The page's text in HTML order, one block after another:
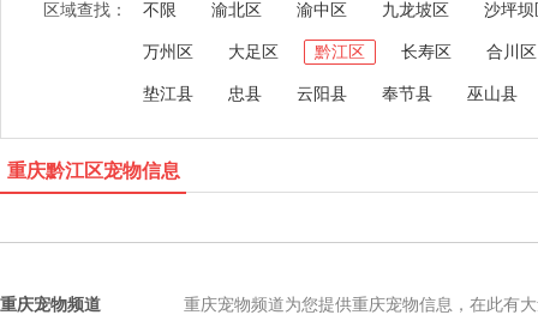
区域查找： 不限 渝北区 渝中区 九龙坡区 沙坪坝
万州区 大足区 黔江区 长寿区 合川区
垫江县 忠县 云阳县 奉节县 巫山县
重庆黔江区宠物信息
重庆宠物频道 重庆宠物频道为您提供重庆宠物信息，在此有